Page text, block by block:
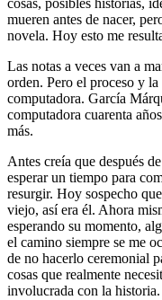
cosas, posibles historias,
mueren antes de nacer,
novela. Hoy esto me
Las notas a veces van a
orden. Pero el proceso y
computadora. García
computadora cuarenta
más.
Antes creía que después
esperar un tiempo para
resurgir. Hoy sospecho
viejo, así era él. Ahora
esperando su momento,
el camino siempre se me
de no hacerlo ceremonial
cosas que realmente
involucrada con la historia.